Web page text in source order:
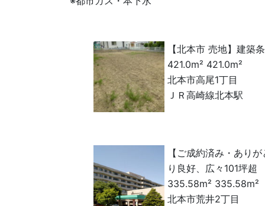
【北本市 売地】建築
421.0m² 421.0m²
北本市高尾1丁目
ＪＲ高崎線北本駅
【ご成約済み・あり
り良好、広々101坪超
335.58m² 335.58m²
北本市荒井2丁目